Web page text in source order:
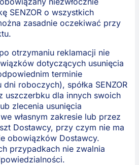
SENZOR o wszystkich
zasadnie oczekiwać przy
otrzymaniu reklamacji nie
dotyczących usunięcia
terminie
roboczych), spółka SENZOR
uszczerbku dla innych swoich
zlecenia usunięcia
własnym zakresie lub przez
Dostawcy, przy czym nie ma
obowiązków Dostawcy.
przypadkach nie zwalnia